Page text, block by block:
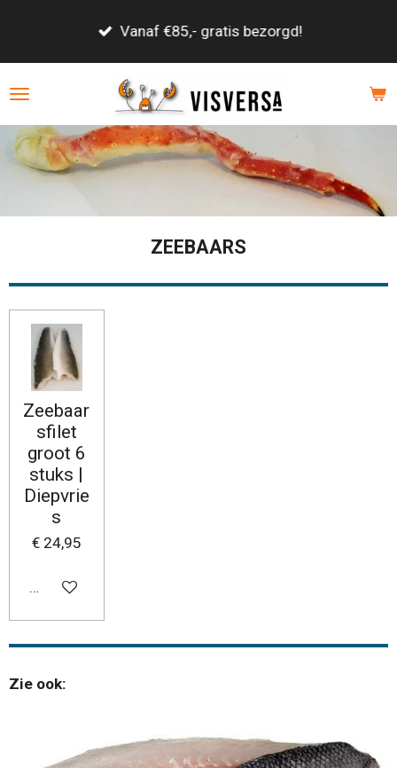
de
hoofdinhoud
Vanaf €85,- gratis bezorgd!
ZEEBAARS
Zeebaar
sfilet
groot 6
stuks |
Diepvrie
s
€ 24,95
In winkelwagen
Zie ook: